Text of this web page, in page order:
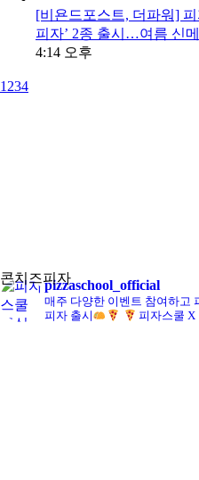
[비욘드포스트, 더파워]
피자’ 2종 출시…여름 신
4:14 오후
1234
콘치즈피자pizzaschool_official
매주 다양한 이벤트 참여하고
피자 출시
피자스쿨 X